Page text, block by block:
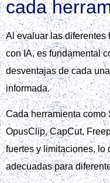
cada
Al evaluar las diferentes
con IA, es fundamental
desventajas de cada
informada.
Cada herramienta como
OpusClip, CapCut,
fuertes y limitaciones, lo
adecuadas para